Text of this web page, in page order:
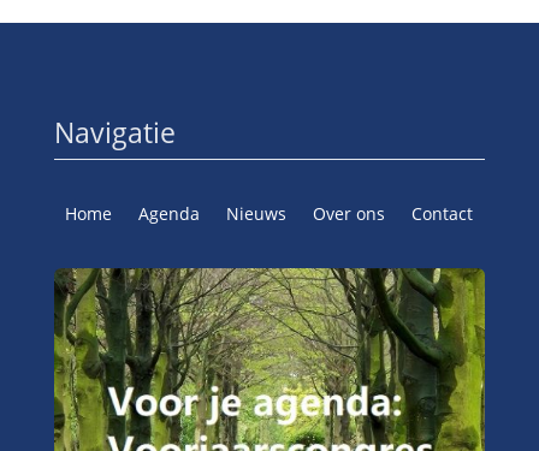
Navigatie
Home Agenda Nieuws Over ons Contact